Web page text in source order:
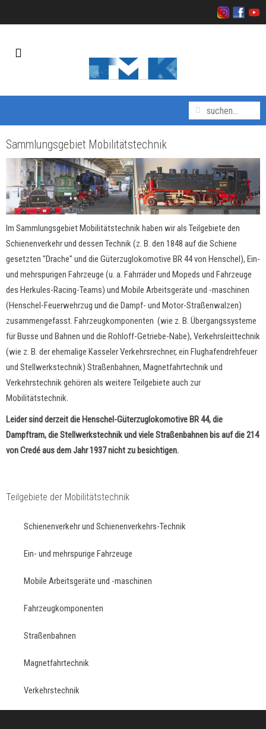
Sammlungsgebiet Mobilitätstechnik
Im Sammlungsgebiet Mobilitätstechnik haben wir als Teilgebiete den
Schienenverkehr und dessen Technik (z. B. den 1848 auf die Schiene
gesetzten "Drache" und die Güterzuglokomotive BR 44 von Henschel), Ein-
und mehrspurigen Fahrzeuge (u. a. Fahrräder und Mopeds und Fahrzeuge
des Herkules-Racing-Teams) und Mobile Arbeitsgeräte und -maschinen
(Henschel-Feuerwehrzug und die Dampf- und Motor-Straßenwalzen)
zusammengefasst. Fahrzeugkomponenten (wie z. B. Übergangssysteme
für Busse und Bahnen und die Rohloff-Getriebe-Nabe), Verkehrsleittechnik
(wie z. B. der ehemalige Kasseler Verkehrsrechner, ein Flughafendrehfeuer
und Stellwerkstechnik) Straßenbahnen, Magnetfahrtechnik und
Verkehrstechnik gehören als weitere Teilgebiete auch zur
Mobilitätstechnik.
Leider sind derzeit die Henschel-Güterzuglokomotive BR 44, die
Dampftram, die Stellwerkstechnik und viele Straßenbahnen bis auf die 214
von Credé aus dem Jahr 1937 nicht zu besichtigen.
Teilgebiete der Mobilitätstechnik
Schienenverkehr und Schienenverkehrs-Technik
Ein- und mehrspurige Fahrzeuge
Mobile Arbeitsgeräte und -maschinen
Fahrzeugkomponenten
Straßenbahnen
Magnetfahrtechnik
Verkehrstechnik